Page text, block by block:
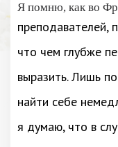
Я помню, как во
преподавателей,
что чем глубже
выразить. Лишь
найти себе
я думаю, что в